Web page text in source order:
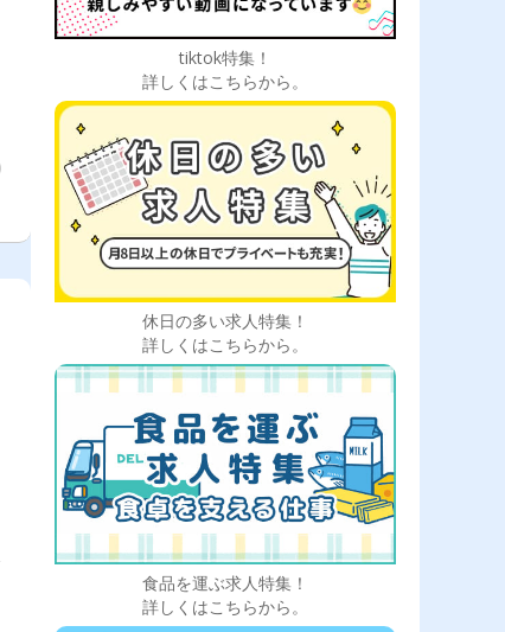
tiktok特集！
詳しくはこちらから。
休日の多い求人特集！
詳しくはこちらから。
食品を運ぶ求人特集！
詳しくはこちらから。